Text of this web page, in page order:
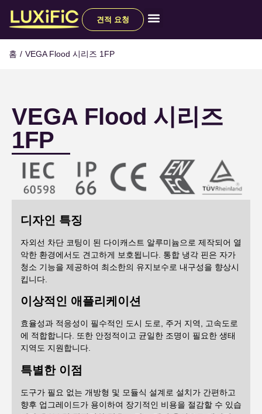
견적 요청
홈 / VEGA Flood 시리즈 1FP
VEGA Flood 시리즈
1FP
디자인 특징
자외선 차단 코팅이 된 다이캐스트 알루미늄으로 제작되어 열
악한 환경에서도 견고하게 보호됩니다. 통합 냉각 핀은 자가
청소 기능을 제공하여 최소한의 유지보수로 내구성을 향상시
킵니다.
이상적인 애플리케이션
효율성과 적응성이 필수적인 도시 도로, 주거 지역, 고속도로
에 적합합니다. 또한 안정적이고 균일한 조명이 필요한 생태
지역도 지원합니다.
특별한 이점
도구가 필요 없는 개방형 및 모듈식 설계로 설치가 간편하고
향후 업그레이드가 용이하여 장기적인 비용을 절감할 수 있습